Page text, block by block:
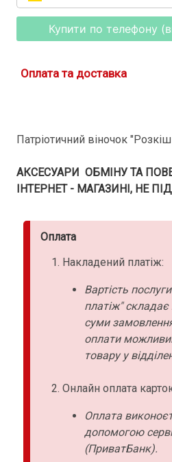
Купити по телефону
Оплата та доставка
Патріотичний віночок
АКСЕСУАРИ ОБМІНУ ТА
ІНТЕРНЕТ - МАГАЗИНІ, НЕ
Оплата
Накладений платіж:
Вартість
платіж" складає
суми
оплати
товару у
Онлайн оплата
Оплата
допомогою
(ПриватБанк).